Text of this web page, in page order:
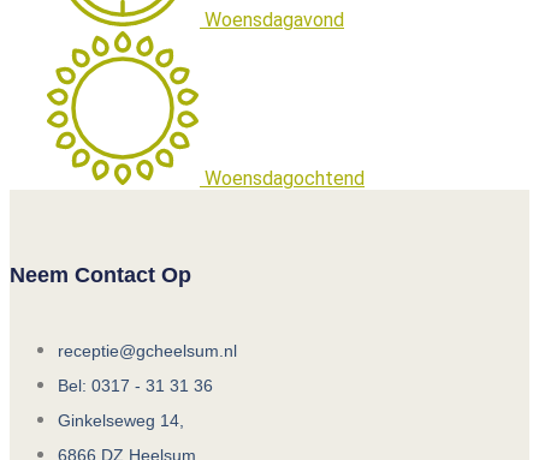
Woensdagavond
Woensdagochtend
Neem Contact Op
receptie@gcheelsum.nl
Bel: 0317 - 31 31 36
Ginkelseweg 14,
6866 DZ Heelsum